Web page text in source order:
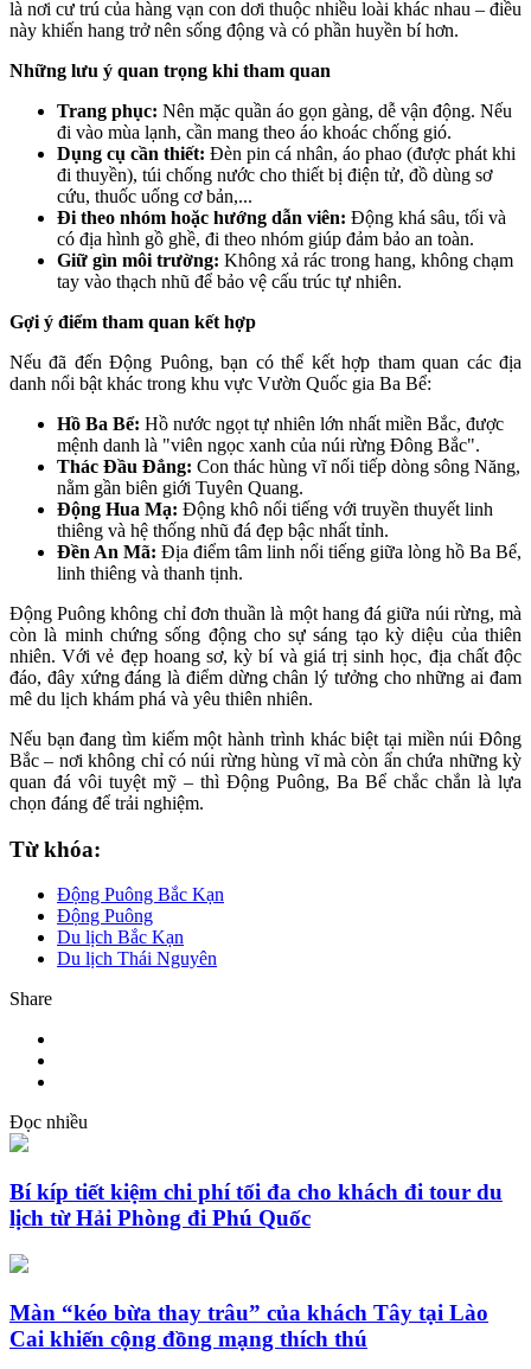
là nơi cư trú của hàng vạn con dơi thuộc nhiều loài khác nhau – điều
này khiến hang trở nên sống động và có phần huyền bí hơn.
Những lưu ý quan trọng khi tham quan
Trang phục: Nên mặc quần áo gọn gàng, dễ vận động. Nếu
đi vào mùa lạnh, cần mang theo áo khoác chống gió.
Dụng cụ cần thiết: Đèn pin cá nhân, áo phao (được phát khi
đi thuyền), túi chống nước cho thiết bị điện tử, đồ dùng sơ
cứu, thuốc uống cơ bản,...
Đi theo nhóm hoặc hướng dẫn viên: Động khá sâu, tối và
có địa hình gồ ghề, đi theo nhóm giúp đảm bảo an toàn.
Giữ gìn môi trường: Không xả rác trong hang, không chạm
tay vào thạch nhũ để bảo vệ cấu trúc tự nhiên.
Gợi ý điểm tham quan kết hợp
Nếu đã đến Động Puông, bạn có thể kết hợp tham quan các địa
danh nổi bật khác trong khu vực Vườn Quốc gia Ba Bể:
Hồ Ba Bể: Hồ nước ngọt tự nhiên lớn nhất miền Bắc, được
mệnh danh là "viên ngọc xanh của núi rừng Đông Bắc".
Thác Đầu Đẳng: Con thác hùng vĩ nối tiếp dòng sông Năng,
nằm gần biên giới Tuyên Quang.
Động Hua Mạ: Động khô nổi tiếng với truyền thuyết linh
thiêng và hệ thống nhũ đá đẹp bậc nhất tỉnh.
Đền An Mã: Địa điểm tâm linh nổi tiếng giữa lòng hồ Ba Bể,
linh thiêng và thanh tịnh.
Động Puông không chỉ đơn thuần là một hang đá giữa núi rừng, mà
còn là minh chứng sống động cho sự sáng tạo kỳ diệu của thiên
nhiên. Với vẻ đẹp hoang sơ, kỳ bí và giá trị sinh học, địa chất độc
đáo, đây xứng đáng là điểm dừng chân lý tưởng cho những ai đam
mê du lịch khám phá và yêu thiên nhiên.
Nếu bạn đang tìm kiếm một hành trình khác biệt tại miền núi Đông
Bắc – nơi không chỉ có núi rừng hùng vĩ mà còn ẩn chứa những kỳ
quan đá vôi tuyệt mỹ – thì Động Puông, Ba Bể chắc chắn là lựa
chọn đáng để trải nghiệm.
Từ khóa:
Động Puông Bắc Kạn
Động Puông
Du lịch Bắc Kạn
Du lịch Thái Nguyên
Share
Đọc nhiều
Bí kíp tiết kiệm chi phí tối đa cho khách đi tour du
lịch từ Hải Phòng đi Phú Quốc
Màn “kéo bừa thay trâu” của khách Tây tại Lào
Cai khiến cộng đồng mạng thích thú